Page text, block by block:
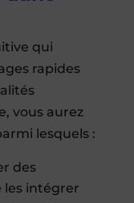
qui
rapides
vous aurez
lesquels :
des
les intégrer